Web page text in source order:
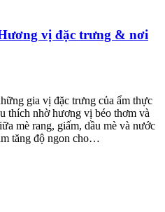
vị đặc trưng & nơi
gia vị đặc trưng của ẩm thực
thích nhờ hương vị béo thơm và
mè rang, giấm, dầu mè và nước
tăng độ ngon cho…